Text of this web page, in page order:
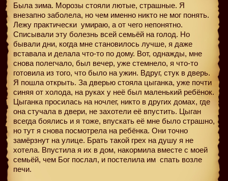
Была зима. Морозы стояли лютые, страшные. Я
внезапно заболела, но чем именно никто не мог понять.
Лежу практически умираю, а от чего непонятно.
Списывали эту болезнь всей семьёй на голод. Но
бывали дни, когда мне становилось лучше, я даже
вставала и делала что-то по дому. Вот, однажды, мне
снова полегчало, был вечер, уже стемнело, я что-то
готовила из того, что было на ужин. Вдруг, стук в дверь.
Я пошла открыть. За дверью стояла цыганка, уже почти
синяя от холода, на руках у неё был маленький ребёнок.
Цыганка просилась на ночлег, никто в других домах, где
она стучала в двери, не захотели её впустить. Цыган
всегда боялись и я тоже, впускать её мне было страшно,
но тут я снова посмотрела на ребёнка. Они точно
замёрзнут на улице. Брать такой грех на душу я не
хотела. Впустила я их в дом, накормила вместе с моей
семьёй, чем Бог послал, и постелила им спать возле
печи.